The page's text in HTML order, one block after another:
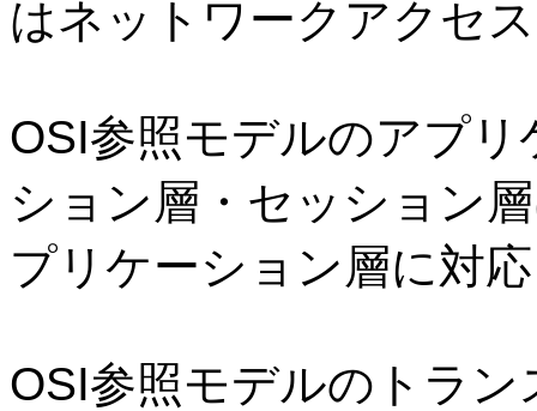
はネットワークアクセ
OSI参照モデルのアプ
ション層・セッション
プリケーション層に対
OSI参照モデルのトラ